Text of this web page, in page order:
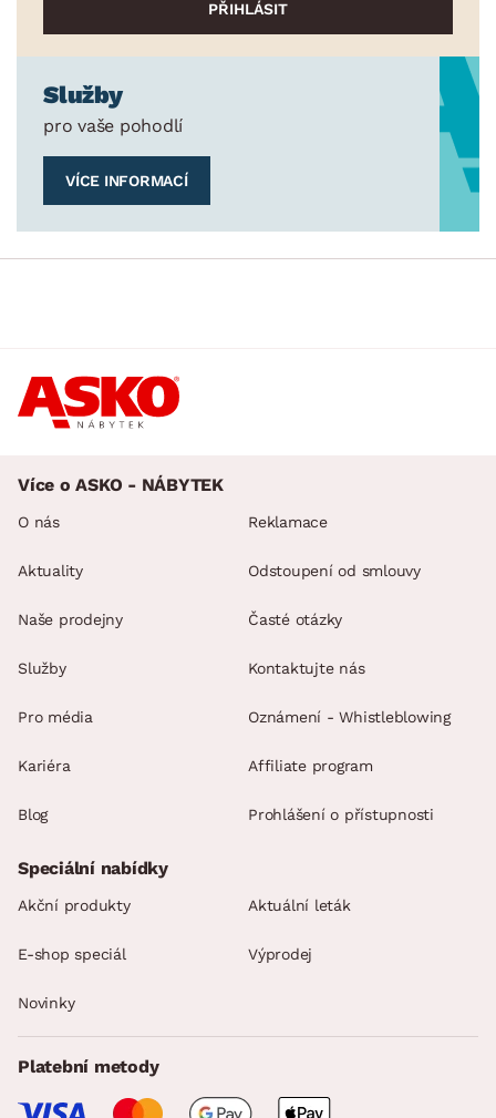
Služby
pro vaše pohodlí
VÍCE INFORMACÍ
Více o ASKO - NÁBYTEK
O nás
Aktuality
Naše prodejny
Služby
Pro média
Kariéra
Blog
Reklamace
Odstoupení od smlouvy
Časté otázky
Kontaktujte nás
Oznámení - Whistleblowing
Affiliate program
Prohlášení o přístupnosti
Speciální nabídky
Akční produkty Aktuální leták
E-shop speciál Výprodej
Novinky
Platební metody